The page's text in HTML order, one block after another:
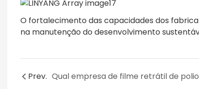
O fortalecimento das capacidades dos
na manutenção do desenvolvimento
Prev.